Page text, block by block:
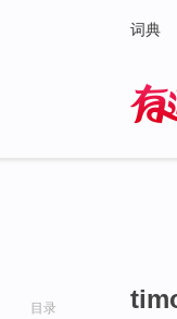
词典
目录